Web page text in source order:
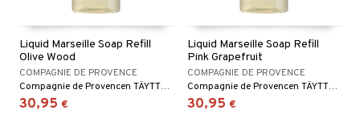
Liquid Marseille Soap Refill
Olive Wood
COMPAGNIE DE PROVENCE
Compagnie de Provencen TÄYTTÖPAKKAUS Liquid Marseille Soap Olive Woodille
30,95 €
Liquid Marseille Soap Refill
Pink Grapefruit
COMPAGNIE DE PROVENCE
Compagnie de Provencen TÄYTTÖPAKKAUS Liquid Marseille Soap Pink Grapefruitille
30,95 €